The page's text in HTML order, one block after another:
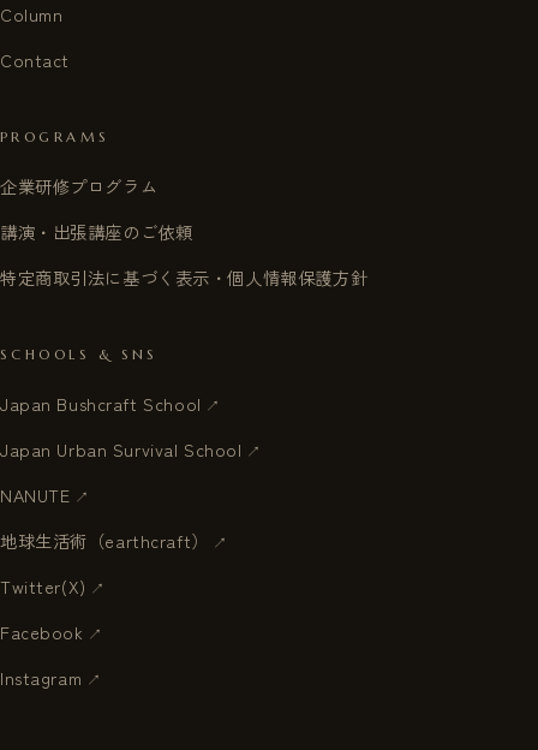
Column
Contact
PROGRAMS
企業研修プログラム
講演・出張講座のご依頼
特定商取引法に基づく表示・個人情報保護方針
SCHOOLS & SNS
Japan Bushcraft School
Japan Urban Survival School
NANUTE
地球生活術（earthcraft）
Twitter(X)
Facebook
Instagram